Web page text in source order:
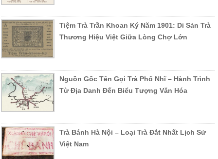
Tiệm Trà Trần Khoan Ký Năm 1901: Di Sản Trà
Thương Hiệu Việt Giữa Lòng Chợ Lớn
Nguồn Gốc Tên Gọi Trà Phổ Nhĩ – Hành Trình
Từ Địa Danh Đến Biểu Tượng Văn Hóa
Trà Bánh Hà Nội – Loại Trà Đắt Nhất Lịch Sử
Việt Nam